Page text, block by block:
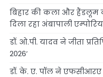
बिहार की कला और हैंडलूम
दिला रहा अंबापाली
डॉ. ओ.पी. यादव ने जीता
2026’
डॉ. के. ए. पॉल ने